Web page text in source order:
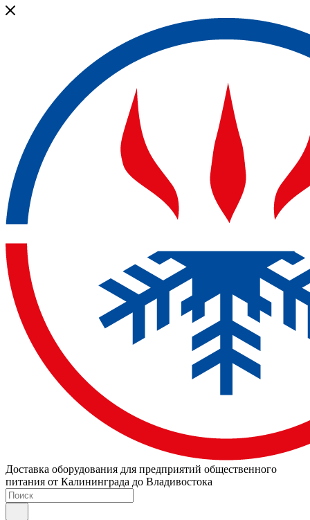
Доставка оборудования для предприятий общественного
питания от Калининграда до Владивостока